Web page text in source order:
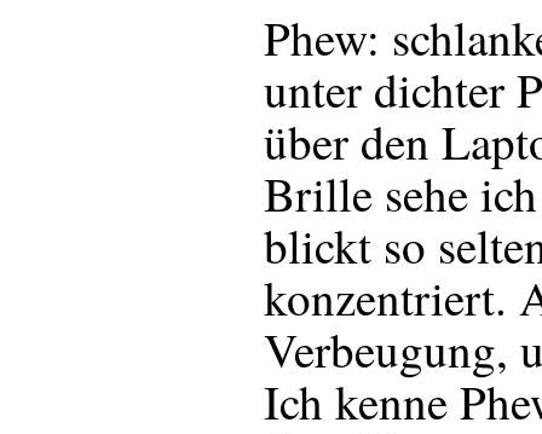
Phew:
unter dichter
über den
Brille sehe
blickt so
konzentriert.
Verbeugung,
Ich kenne